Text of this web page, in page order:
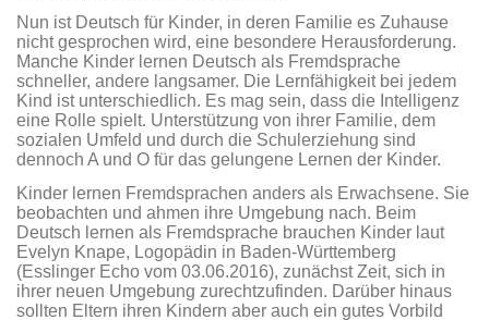
Nun ist Deutsch für Kinder, in deren Familie es Zuhause
nicht gesprochen wird, eine besondere Herausforderung.
Manche Kinder lernen Deutsch als Fremdsprache
schneller, andere langsamer. Die Lernfähigkeit bei jedem
Kind ist unterschiedlich. Es mag sein, dass die Intelligenz
eine Rolle spielt. Unterstützung von ihrer Familie, dem
sozialen Umfeld und durch die Schulerziehung sind
dennoch A und O für das gelungene Lernen der Kinder.
Kinder lernen Fremdsprachen anders als Erwachsene. Sie
beobachten und ahmen ihre Umgebung nach. Beim
Deutsch lernen als Fremdsprache brauchen Kinder laut
Evelyn Knape, Logopädin in Baden-Württemberg
(Esslinger Echo vom 03.06.2016), zunächst Zeit, sich in
ihrer neuen Umgebung zurechtzufinden. Darüber hinaus
sollten Eltern ihren Kindern aber auch ein gutes Vorbild